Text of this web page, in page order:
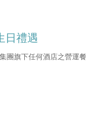
日禮遇
團旗下任何酒店之營運